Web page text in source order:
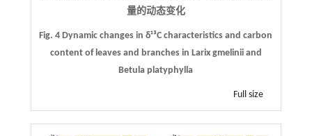
量的动态变化
Fig. 4 Dynamic changes in δ¹³C characteristics and carbon
content of leaves and branches in Larix gmelinii and
Betula platyphylla
Full size